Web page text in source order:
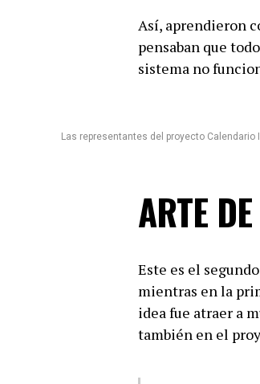
Así, aprendieron
pensaban que
sistema no
Las representantes del proyecto
ARTE
Este es el
mientras en la
idea fue atraer a
también en el